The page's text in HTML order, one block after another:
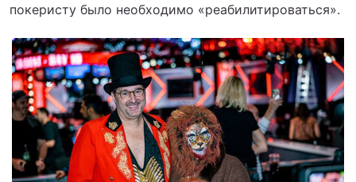
покеристу было необходимо «реабилитироваться».